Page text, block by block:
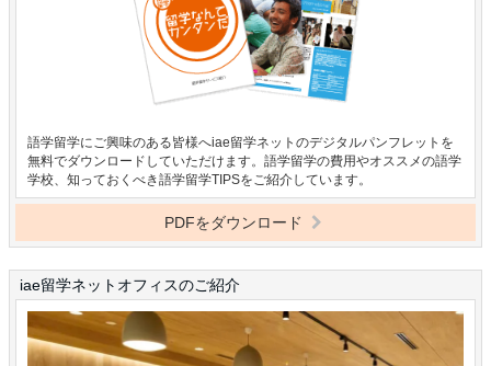
語学留学にご興味のある皆様へiae留学ネットのデジタルパンフレットを
無料でダウンロードしていただけます。語学留学の費用やオススメの語学
学校、知っておくべき語学留学TIPSをご紹介しています。
PDFをダウンロード
iae留学ネットオフィスのご紹介